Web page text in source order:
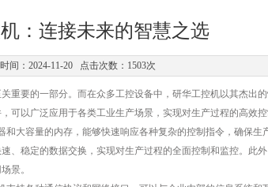
：连接未来的智慧之选
间：2024-11-20 点击次数：1503次
要的一部分。而在众多工控设备中，研华工控机以其杰出
以广泛应用于各类工业生产场景，实现对生产过程的高效控
大容量的内存，能够快速响应各种复杂的控制指令，确保生
、稳定的数据交换，实现对生产过程的全面控制和监控。此
景。